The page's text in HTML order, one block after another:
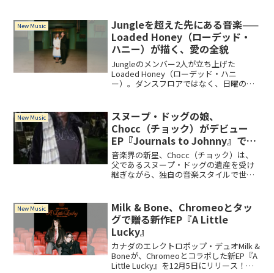
ーな「Are You Looking Up」、幽玄な
「Are You Looking Up」を含む全12曲を
収録。
New Music
Jungleを超えた先にある音楽——
Loaded Honey（ローデッド・
ハニー）が描く、愛の全貌
Jungleのメンバー2人が立ち上げた
Loaded Honey（ローデッド・ハニ
ー）。ダンスフロアではなく、日曜の朝
ックス『The Golden Hour』を軸に、その
魅力に迫る。
New Music
スヌープ・ドッグの娘、
Chocc（チョック）がデビュー
EP『Journals to Johnny』で自
己表現の旅を語る
音楽界の新星、Chocc（チョック）は、
父であるスヌープ・ドッグの遺産を受け
継ぎながら、独自の音楽スタイルで世界
Johnny』をリリースしました。こ...
New Music
Milk & Bone、Chromeoとタッ
グで贈る新作EP『A Little
Lucky』
カナダのエレクトロポップ・デュオMilk &
Boneが、Chromeoとコラボした新EP『A
Little Lucky』を12月5日にリリース！先